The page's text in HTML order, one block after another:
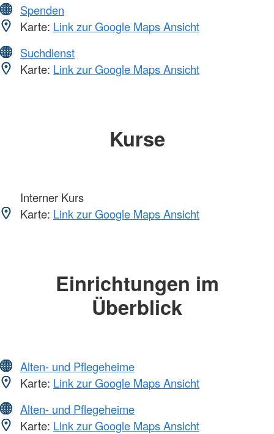
Spenden
Karte: Link zur Google Maps Ansicht
Suchdienst
Karte: Link zur Google Maps Ansicht
Kurse
Interner Kurs
Karte: Link zur Google Maps Ansicht
Einrichtungen im
Überblick
Alten- und Pflegeheime
Karte: Link zur Google Maps Ansicht
Alten- und Pflegeheime
Karte: Link zur Google Maps Ansicht